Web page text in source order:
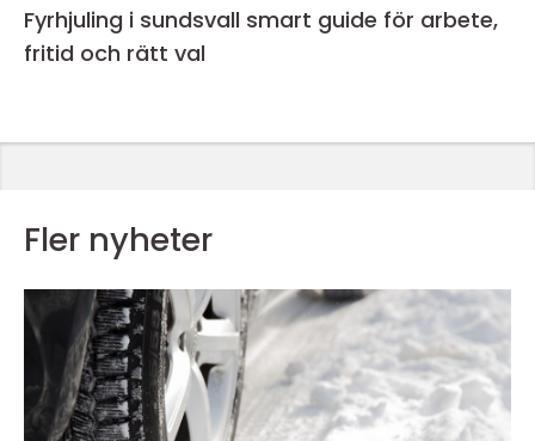
Fyrhjuling i sundsvall smart guide för arbete,
fritid och rätt val
Fler nyheter